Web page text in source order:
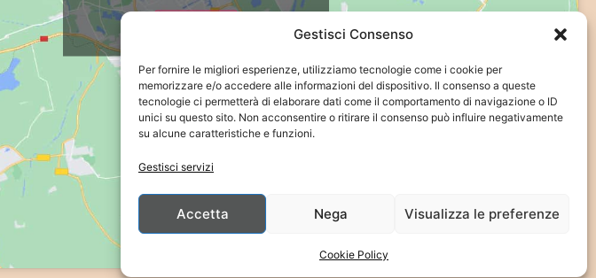
Gestisci Consenso
Per fornire le migliori esperienze, utilizziamo tecnologie come i cookie per
memorizzare e/o accedere alle informazioni del dispositivo. Il consenso a queste
tecnologie ci permetterà di elaborare dati come il comportamento di navigazione o ID
unici su questo sito. Non acconsentire o ritirare il consenso può influire negativamente
su alcune caratteristiche e funzioni.
Gestisci servizi
Accetta Nega Visualizza le preferenze
Cookie Policy